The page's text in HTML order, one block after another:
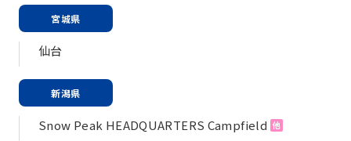
宮城県
仙台
新潟県
Snow Peak HEADQUARTERS Campfield 他